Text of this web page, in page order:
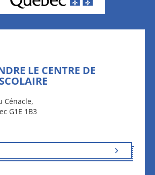
LE CENTRE DE
Cénacle,
G1E 1B3